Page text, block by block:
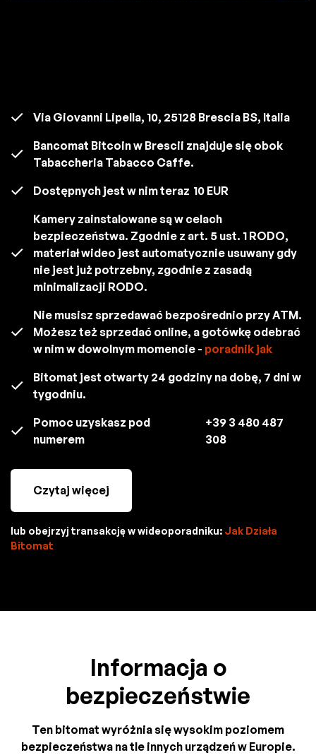
Via Giovanni Lipella, 10, 25128 Brescia BS, Italia
Bancomat Bitcoin w Brescii znajduje się obok
Tabaccheria Tabacco Caffe.
Dostępnych jest w nim teraz 10 EUR
Kamery zainstalowane są w celach
bezpieczeństwa. Zgodnie z art. 5 ust. 1 RODO,
materiał wideo jest automatycznie usuwany gdy
nie jest już potrzebny, zgodnie z zasadą
minimalizacji RODO.
Nie musisz sprzedawać bezpośrednio przy ATM.
Możesz też sprzedać online, a gotówkę odebrać
w nim w dowolnym momencie - poradnik jak
Bitomat jest otwarty 24 godziny na dobę, 7 dni w
tygodniu.
Pomoc uzyskasz pod
numerem
+39 3 480 487
308
Czytaj więcej
lub obejrzyj transakcję w wideoporadniku: Jak Działa
Bitomat
Informacja o
bezpieczeństwie
Ten bitomat wyróżnia się wysokim poziomem
bezpieczeństwa na tle innych urządzeń w Europie.